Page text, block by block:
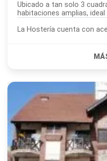
Ubicado a tan solo 3
habitaciones amplias,
La